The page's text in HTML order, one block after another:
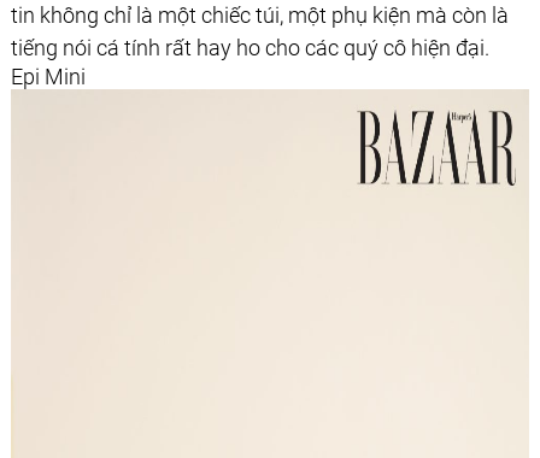
tin không chỉ là một chiếc túi, một phụ kiện mà còn là
tiếng nói cá tính rất hay ho cho các quý cô hiện đại.
Epi Mini